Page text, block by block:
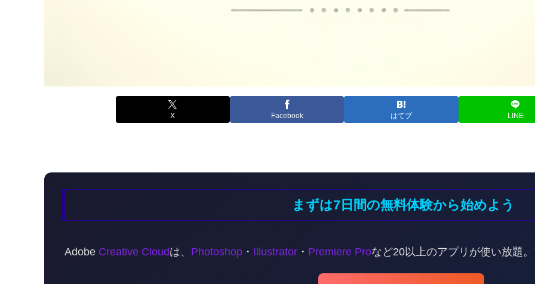
X Facebook はてブ LINE
まずは7日間の無料体験から始めよう
Adobe Creative Cloudは、 Photoshop ・ Illustrator ・ Premiere Proなど20以上のアプリが使い放題